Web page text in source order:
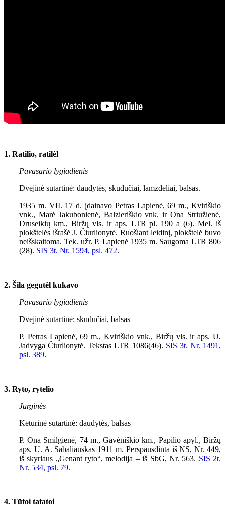
1. Ratilio, ratilėl
Pavasario lygiadienis
Dvejinė sutartinė: daudytės, skudučiai, lamzdeliai, balsas.
1935 m. VII. 17 d. įdainavo Petras Lapienė, 69 m., Kviriškio
vnk., Marė Jakubonienė, Balzieriškio vnk. ir Ona Striužienė,
Druseikių km., Biržų vls. ir aps. LTR pl. 190 a (6). Mel. iš
plokštelės išrašė J. Čiurlionytė. Ruošiant leidinį, plokštelė buvo
neišskaitoma. Tek. užr. P. Lapienė 1935 m. Saugoma LTR 806
(28). SIS 3t. Nr. 1 594, psl. 472.
2. Šila gegutėl kukavo
Pavasario lygiadienis
Dvejinė sutartinė: skudučiai, balsas
P. Petras Lapienė, 69 m., Kviriškio vnk., Biržų vls. ir aps. U.
Jadvyga Čiurlionytė. Tekstas LTR 1086(46). SIS 3t. Nr. 1491,
psl. 389.
3. Ryto, rytelio
Jurginės
Keturinė sutartinė: daudytės, balsas
P. Ona Smilgienė, 74 m., Gavėniškio km., Papilio apyl., Biržų
aps. U. A. Sabaliauskas 1911 m. Perspausdinta iš NS, Nr.449,
iš skyriaus „Genant ryto“, melodija – iš SbG, Nr. 563. SIS 2t.
Nr. 534, psl. 79.
4. Tūtoi tatatoi